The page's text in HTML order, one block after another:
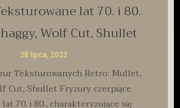
lat 70. i 80.
Wolf Cut, Shullet
28 lipca, 2022
Teksturowanych Retro: Mullet,
Cut, Shullet Fryzury czerpiące
70. i 80., charakteryzujące się